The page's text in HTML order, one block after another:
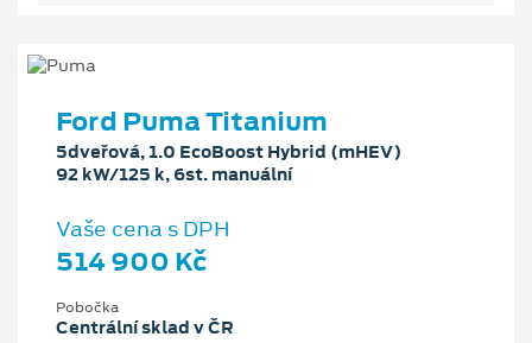
Ford Puma Titanium
5dveřová, 1.0 EcoBoost Hybrid (mHEV)
92 kW/125 k, 6st. manuální
Vaše cena s DPH
514 900 Kč
Pobočka
Centrální sklad v ČR